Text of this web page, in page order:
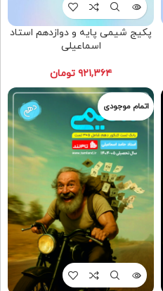
پکیج شیمی پایه و دوازدهم استاد
اسماعیلی
۹۲۱,۳۶۴ تومان